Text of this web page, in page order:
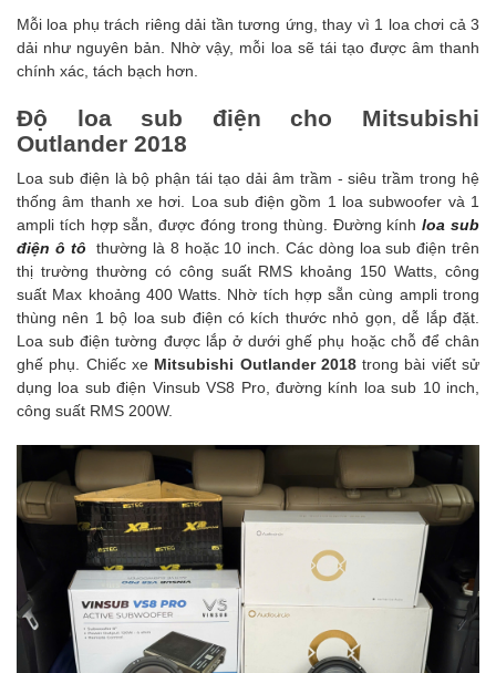
Mỗi loa phụ trách riêng dải tần tương ứng, thay vì 1 loa chơi cả 3
dải như nguyên bản. Nhờ vậy, mỗi loa sẽ tái tạo được âm thanh
chính xác, tách bạch hơn.
Độ loa sub điện cho Mitsubishi
Outlander 2018
Loa sub điện là bộ phận tái tạo dải âm trầm - siêu trầm trong hệ
thống âm thanh xe hơi. Loa sub điện gồm 1 loa subwoofer và 1
ampli tích hợp sẵn, được đóng trong thùng. Đường kínhloa sub
điện ô tô thường là 8 hoặc 10 inch. Các dòng loa sub điện trên
thị trường thường có công suất RMS khoảng 150 Watts, công
suất Max khoảng 400 Watts. Nhờ tích hợp sẵn cùng ampli trong
thùng nên 1 bộ loa sub điện có kích thước nhỏ gọn, dễ lắp đặt.
Loa sub điện tường được lắp ở dưới ghế phụ hoặc chỗ để chân
ghế phụ. Chiếc xe Mitsubishi Outlander 2018trong bài viết sử
dụng loa sub điện Vinsub VS8 Pro, đường kính loa sub 10 inch,
công suất RMS 200W.